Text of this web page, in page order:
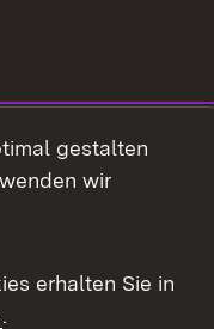
gestalten
wir
erhalten Sie in
.